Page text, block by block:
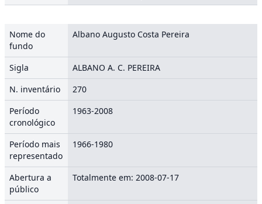
Nome do
fundo
Albano Augusto Costa Pereira
Sigla
ALBANO A. C. PEREIRA
N. inventário
270
Período
cronológico
1963-2008
Período mais
representado
1966-1980
Abertura a
público
Totalmente em: 2008-07-17